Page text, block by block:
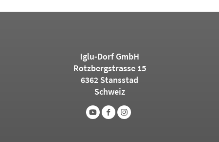
Iglu-Dorf GmbH
Rotzbergstrasse 15
6362 Stansstad
Schweiz